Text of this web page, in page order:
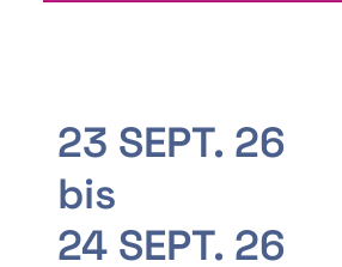
23 SEPT. 26
bis
24 SEPT. 26